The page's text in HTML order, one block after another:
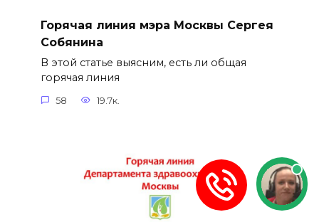
Горячая линия мэра Москвы Сергея
Собянина
В этой статье выясним, есть ли общая
горячая линия
58 19.7к.